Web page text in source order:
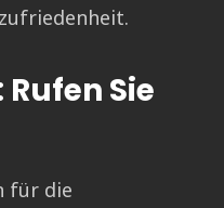
Sie
für die